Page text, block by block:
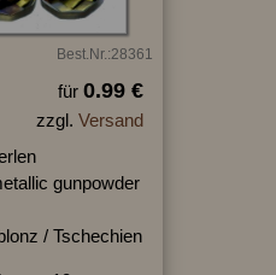
Best.Nr.:28361
für 0.99 €
zzgl. Versand
gunpowder
/ Tschechien